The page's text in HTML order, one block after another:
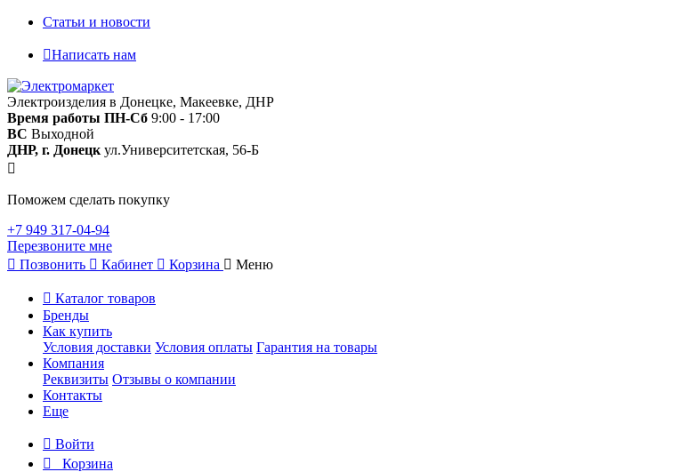
Статьи и новости
Написать нам
Электроизделия в Донецке, Макеевке, ДНР
Время работы ПН-Сб 9:00 - 17:00
ВС Выходной
ДНР, г. Донецк ул.Университетская, 56-Б
Поможем сделать покупку
+7 949 317-04-94
Перезвоните мне
Позвонить
Кабинет Корзина Меню
Каталог товаров
Бренды
Как купить
Условия доставки Условия оплаты Гарантия на товары
Компания
Реквизиты Отзывы о компании
Контакты
Еще
Войти
Корзина